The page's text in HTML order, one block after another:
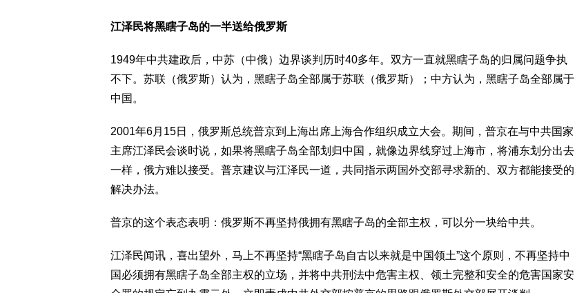
江泽民将黑瞎子岛的一半送给俄罗斯
1949年中共建政后，中苏（中俄）边界谈判历时40多年。双方一直就黑瞎子岛的归属问题争执
不下。苏联（俄罗斯）认为，黑瞎子岛全部属于苏联（俄罗斯）；中方认为，黑瞎子岛全部属于
中国。
2001年6月15日，俄罗斯总统普京到上海出席上海合作组织成立大会。期间，普京在与中共国家
主席江泽民会谈时说，如果将黑瞎子岛全部划归中国，就像边界线穿过上海市，将浦东划分出去
一样，俄方难以接受。普京建议与江泽民一道，共同指示两国外交部寻求新的、双方都能接受的
解决办法。
普京的这个表态表明：俄罗斯不再坚持俄拥有黑瞎子岛的全部主权，可以分一块给中共。
江泽民闻讯，喜出望外，马上不再坚持“黑瞎子岛自古以来就是中国领土”这个原则，不再坚持中
国必须拥有黑瞎子岛全部主权的立场，并将中共刑法中危害主权、领土完整和安全的危害国家安